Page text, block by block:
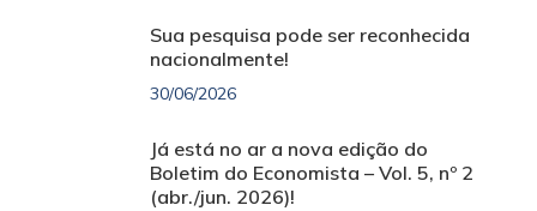
Sua pesquisa pode ser reconhecida
nacionalmente!
30/06/2026
Já está no ar a nova edição do
Boletim do Economista – Vol. 5, nº 2
(abr./jun. 2026)!